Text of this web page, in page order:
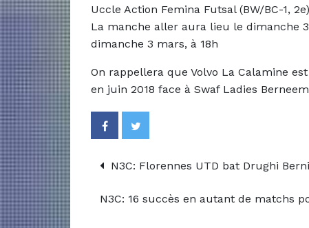
Uccle Action Femina Futsal (BW/BC-1,
La manche aller aura lieu le dimanche
dimanche 3 mars, à 18h
On rappellera que Volvo La Calamine
en juin 2018 face à Swaf Ladies Berneem
N3C: Florennes UTD bat Drughi
N3C: 16 succès en autant de matchs